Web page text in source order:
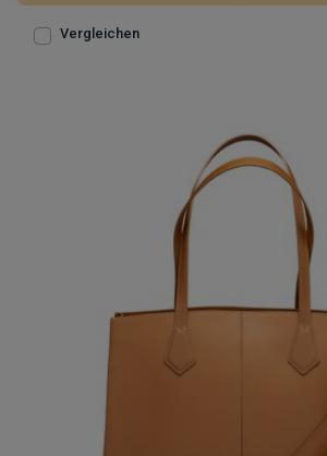
Vergleichen